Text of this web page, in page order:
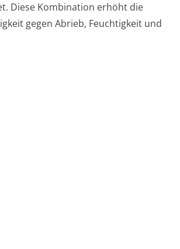
Diese Kombination erhöht die
gegen Abrieb, Feuchtigkeit und